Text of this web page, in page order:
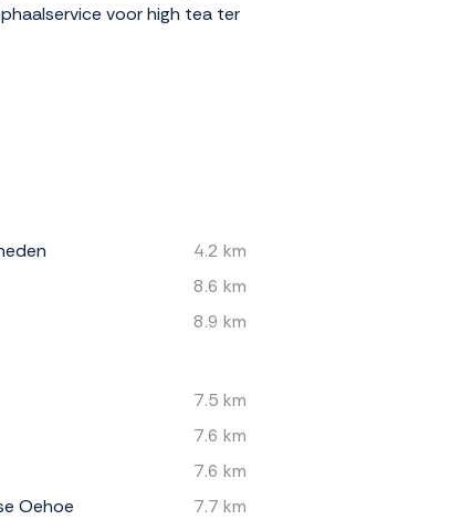
voor high tea ter
4.2 km
8.6 km
8.9 km
7.5 km
7.6 km
7.6 km
Oehoe
7.7 km